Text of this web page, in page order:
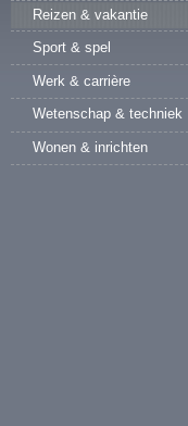
Reizen & vakantie
Sport & spel
Werk & carrière
Wetenschap & techniek
Wonen & inrichten